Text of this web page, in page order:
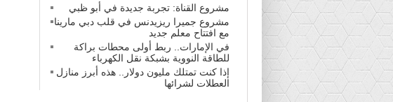
مشروع القناة: تجربة جديدة في أبو ظبي
مشروع جميرا ريزيدنس في قلب دبي مارينا
مع افتتاح معلم جديد
في الإمارات.. ربط أولى محطات براكة
للطاقة النووية بشبكة نقل الكهرباء
إذا كنت تمتلك مليون دولار.. هذه أبرز منازل
العطلات لشرائها